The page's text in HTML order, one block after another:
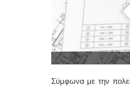
Σύμφωνα με την